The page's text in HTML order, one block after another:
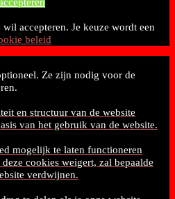
accepteren. Je keuze wordt een
beleid
Ze zijn nodig voor de
en structuur van de website
van het gebruik van de website.
mogelijk te laten functioneren
cookies weigert, zal bepaalde
verdwijnen.